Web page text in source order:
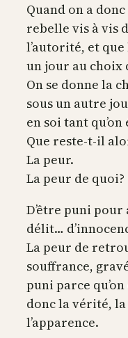
Quand on a
rebelle vis à vis
l’autorité, et
un jour au choix
On se donne la
sous un autre
en soi tant
Que reste-t-il
La peur.
La peur de quoi?
D’être puni
délit…
La peur de
souffrance,
puni parce
donc la vérité,
l’apparence.